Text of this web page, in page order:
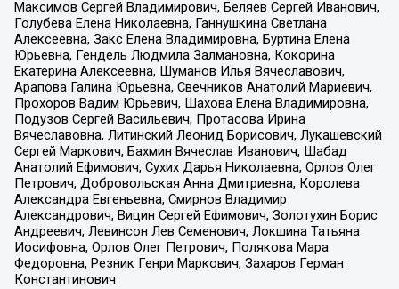
Максимов Сергей Владимирович, Беляев Сергей Иванович,
Голубева Елена Николаевна, Ганнушкина Светлана
Алексеевна, Закс Елена Владимировна, Буртина Елена
Юрьевна, Гендель Людмила Залмановна, Кокорина
Екатерина Алексеевна, Шуманов Илья Вячеславович,
Арапова Галина Юрьевна, Свечников Анатолий Мариевич,
Прохоров Вадим Юрьевич, Шахова Елена Владимировна,
Подузов Сергей Васильевич, Протасова Ирина
Вячеславовна, Литинский Леонид Борисович, Лукашевский
Сергей Маркович, Бахмин Вячеслав Иванович, Шабад
Анатолий Ефимович, Сухих Дарья Николаевна, Орлов Олег
Петрович, Добровольская Анна Дмитриевна, Королева
Александра Евгеньевна, Смирнов Владимир
Александрович, Вицин Сергей Ефимович, Золотухин Борис
Андреевич, Левинсон Лев Семенович, Локшина Татьяна
Иосифовна, Орлов Олег Петрович, Полякова Мара
Федоровна, Резник Генри Маркович, Захаров Герман
Константинович